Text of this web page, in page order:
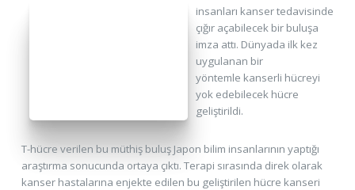
insanları kanser tedavisinde
çığır açabilecek bir buluşa
imza attı. Dünyada ilk kez
uygulanan bir
yöntemle kanserli hücreyi
yok edebilecek hücre
geliştirildi.
T-hücre verilen bu müthiş buluş Japon bilim insanlarının yaptığı
araştırma sonucunda ortaya çıktı. Terapi sırasında direk olarak
kanser hastalarına enjekte edilen bu geliştirilen hücre kanseri